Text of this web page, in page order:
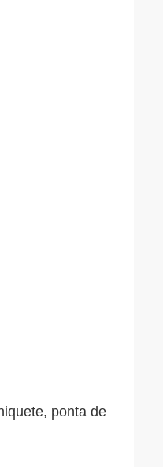
ponta de